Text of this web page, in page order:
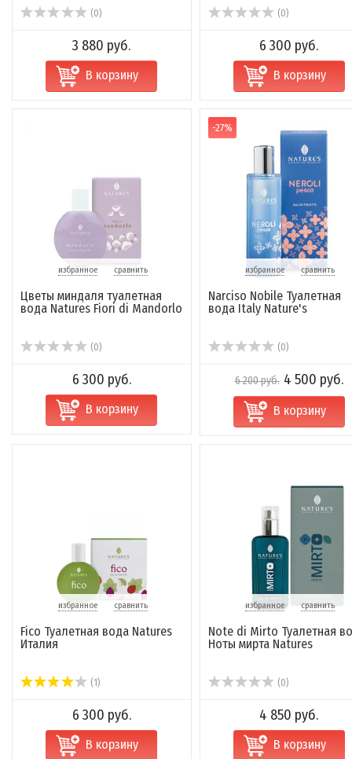
(0)
3 880 руб.
В корзину
(0)
6 300 руб.
В корзину
избранное сравнить
Цветы миндаля туалетная
вода Natures Fiori di Mandorlo
(0)
6 300 руб.
В корзину
-27%
избранное сравнить
Narciso Nobile Туалетная
вода Italy Nature's
(0)
6 200 руб. 4 500 руб.
В корзину
избранное сравнить
Fico Туалетная вода Natures
Италия
(1)
6 300 руб.
В корзину
избранное сравнить
Note di Mirto Туалетная
Ноты мирта Natures
(0)
4 850 руб.
В корзину